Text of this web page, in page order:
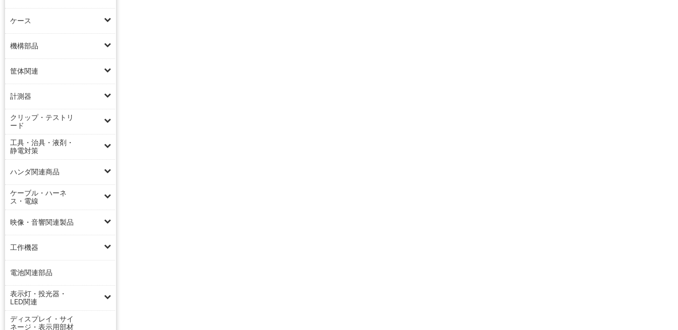
ケース
機構部品
筐体関連
計測器
クリップ・テストリ
ード
工具・治具・液剤・
静電対策
ハンダ関連商品
ケーブル・ハーネ
ス・電線
映像・音響関連製品
工作機器
電池関連部品
表示灯・投光器・
LED関連
ディスプレイ・サイ
ネージ・表示用部材